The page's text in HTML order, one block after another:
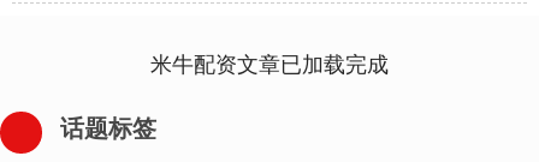
米牛配资文章已加载完成
话题标签